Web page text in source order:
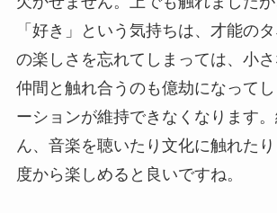
「好き」という気持ちは、才能の
の楽しさを忘れてしまっては、小
仲間と触れ合うのも億劫になって
ーションが維持できなくなります
ん、音楽を聴いたり文化に触れた
度から楽しめると良いですね。